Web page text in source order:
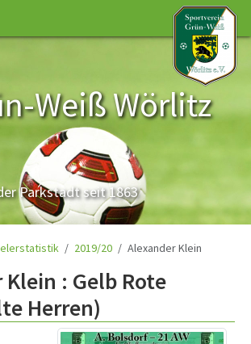
Weiß Wörlitz
Parkstadt seit 1863
2019/20 Alexander Klein
: Gelb Rote
Herren)